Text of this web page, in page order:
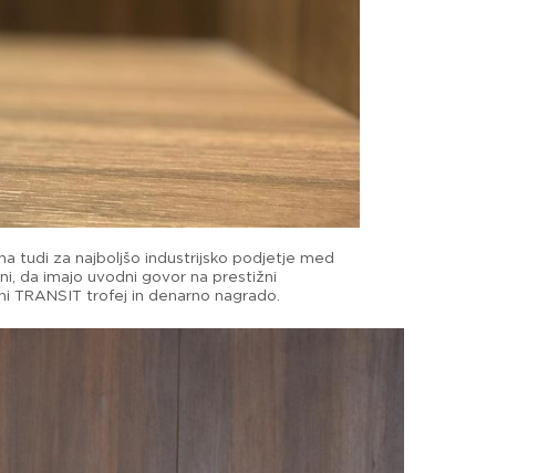
tudi za najboljšo industrijsko podjetje med
da imajo uvodni govor na prestižni
TRANSIT trofej in denarno nagrado.